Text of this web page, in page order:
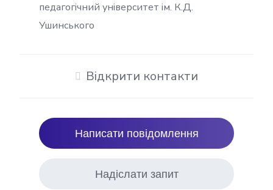
педагогічний університет ім. К.Д.
Ушинського
Відкрити контакти
Написати повідомлення
Надіслати запит